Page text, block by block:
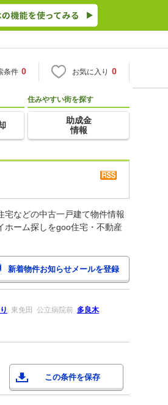
条件 0 お気に入り 0
住みやすい街を探す
助成金
情報
宅などの中古一戸建て物件情報
ホーム探しをgoo住宅・不動産
東免田 公立病院前 多良木
この条件を保存